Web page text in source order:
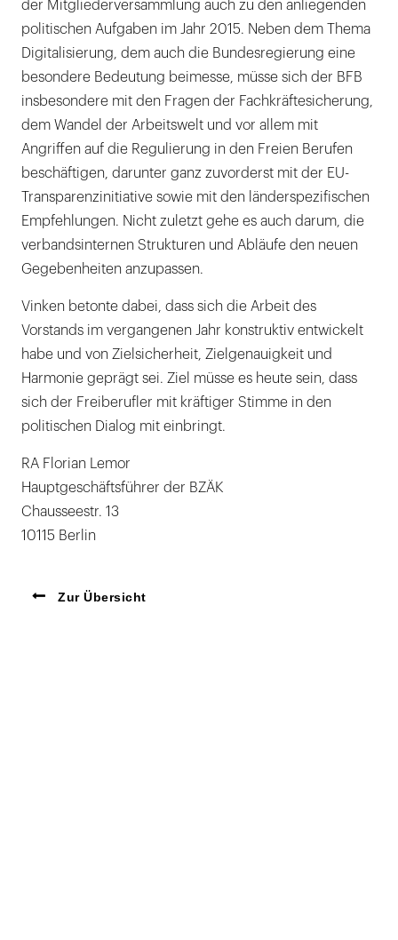
der Mitgliederversammlung auch zu den anliegenden
politischen Aufgaben im Jahr 2015. Neben dem Thema
Digitalisierung, dem auch die Bundesregierung eine
besondere Bedeutung beimesse, müsse sich der BFB
insbesondere mit den Fragen der Fachkräftesicherung,
dem Wandel der Arbeitswelt und vor allem mit
Angriffen auf die Regulierung in den Freien Berufen
beschäftigen, darunter ganz zuvorderst mit der EU-
Transparenzinitiative sowie mit den länderspezifischen
Empfehlungen. Nicht zuletzt gehe es auch darum, die
verbandsinternen Strukturen und Abläufe den neuen
Gegebenheiten anzupassen.
Vinken betonte dabei, dass sich die Arbeit des
Vorstands im vergangenen Jahr konstruktiv entwickelt
habe und von Zielsicherheit, Zielgenauigkeit und
Harmonie geprägt sei. Ziel müsse es heute sein, dass
sich der Freiberufler mit kräftiger Stimme in den
politischen Dialog mit einbringt.
RA Florian Lemor
Hauptgeschäftsführer der BZÄK
Chausseestr. 13
10115 Berlin
Zur Übersicht